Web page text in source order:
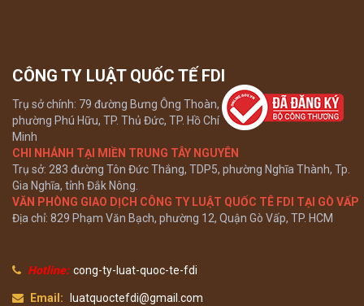
CÔNG TY LUẬT QUỐC TẾ FDI
Trụ sở chính: 79 đường Bưng Ông Thoàn,
phường Phú Hữu, TP. Thủ Đức, TP. Hồ Chí
Minh
CHI NHÁNH TẠI MIỀN TRUNG TÂY NGUYÊN
Trụ sở: 283 đường Tôn Đức Thắng, TDP5, phường Nghĩa Thành, Tp.
Gia Nghĩa, tỉnh Đắk Nông.
VĂN PHÒNG GIAO DỊCH CÔNG TY LUẬT QUỐC TÊ FDI TẠI GÒ VẤP
Địa chỉ: 829 Phạm Văn Bạch, phường 12, Quận Gò Vấp, TP. HCM
Hotline: cong-ty-luat-quoc-te-fdi
Email: luatquoctefdi@gmail.com